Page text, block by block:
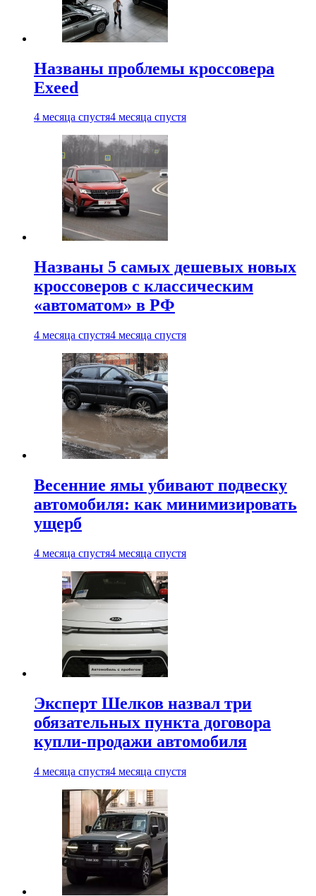
Названы проблемы кроссовера
Exeed
4 месяца спустя4 месяца спустя
Названы 5 самых дешевых новых
кроссоверов с классическим
«автоматом» в РФ
4 месяца спустя4 месяца спустя
Весенние ямы убивают подвеску
автомобиля: как минимизировать
ущерб
4 месяца спустя4 месяца спустя
Эксперт Шелков назвал три
обязательных пункта договора
купли-продажи автомобиля
4 месяца спустя4 месяца спустя